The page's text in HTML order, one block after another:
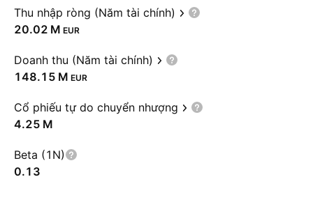
Thu nhập ròng (Năm tài chính)
‪20.02 M‬ EUR
Doanh thu (Năm tài chính)
‪148.15 M‬ EUR
Cổ phiếu tự do chuyển nhượng
‪4.25 M‬
Beta (1N)
0.13